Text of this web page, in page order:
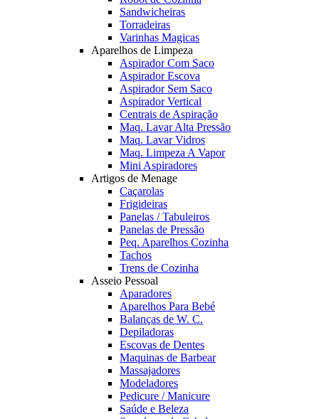
Sandwicheiras
Torradeiras
Varinhas Magicas
Aparelhos de Limpeza
Aspirador Com Saco
Aspirador Escova
Aspirador Sem Saco
Aspirador Vertical
Centrais de Aspiração
Maq. Lavar Alta Pressão
Maq. Lavar Vidros
Maq. Limpeza A Vapor
Mini Aspiradores
Artigos de Menage
Caçarolas
Frigideiras
Panelas / Tabuleiros
Panelas de Pressão
Peq. Aparelhos Cozinha
Tachos
Trens de Cozinha
Asseio Pessoal
Aparadores
Aparelhos Para Bebé
Balanças de W. C.
Depiladoras
Escovas de Dentes
Maquinas de Barbear
Massajadores
Modeladores
Pedicure / Manicure
Saúde e Beleza